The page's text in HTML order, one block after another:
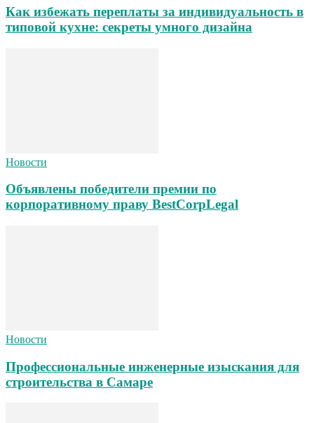
Как избежать переплаты за индивидуальность в
типовой кухне: секреты умного дизайна
Новости
Объявлены победители премии по
корпоративному праву BestCorpLegal
Новости
Профессиональные инженерные изыскания для
строительства в Самаре